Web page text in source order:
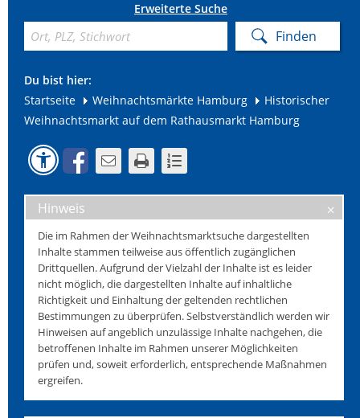
Erweiterte Suche
Du bist hier:
Startseite
Weihnachtsmärkte Hamburg
Historischer
Weihnachtsmarkt auf dem Rathausmarkt Hamburg
Hinweis
Die im Rahmen der Weihnachtsmarktsuche dargestellten
Inhalte stammen teilweise aus öffentlich zugänglichen
Drittquellen. Aufgrund der Vielzahl der Inhalte ist es leider
nicht möglich, die dargestellten Inhalte auf inhaltliche
Richtigkeit und Einhaltung der geltenden rechtlichen
Bestimmungen zu überprüfen. Selbstverständlich werden wir
Hinweisen auf angeblich unzulässige Inhalte nachgehen, die
betroffenen Inhalte im Rahmen unserer Möglichkeiten
prüfen und, soweit erforderlich, entsprechende Maßnahmen
ergreifen.